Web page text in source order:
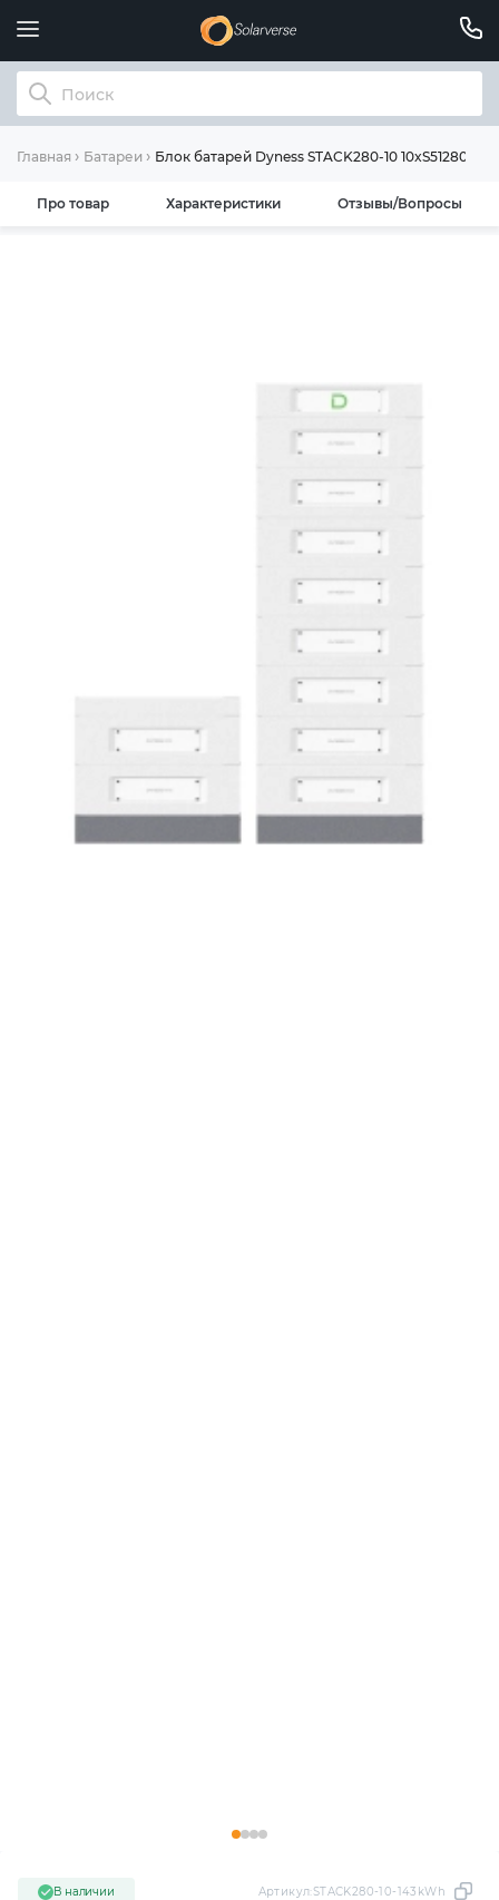
Главная Батареи Блок батарей Dyness STACK280-10 10xS51280
Про товар Характеристики Отзывы/Вопросы
В наличии Артикул:STACK280-10-143kWh